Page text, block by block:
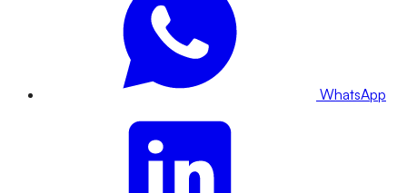
WhatsApp